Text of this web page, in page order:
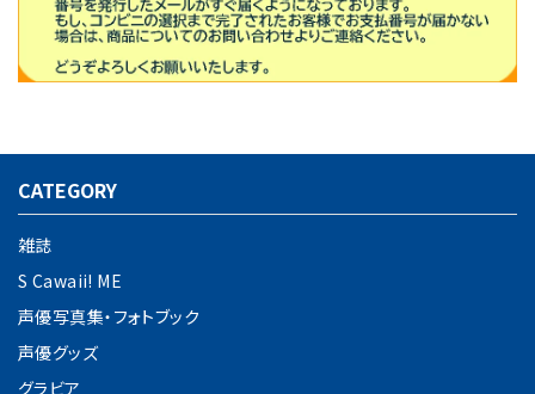
CATEGORY
雑誌
S Cawaii! ME
声優写真集・フォトブック
声優グッズ
グラビア